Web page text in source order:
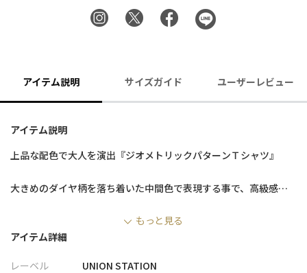
アイテム説明 サイズガイド ユーザーレビュー
アイテム説明
上品な配色で大人を演出『ジオメトリックパターンＴシャツ』
大きめのダイヤ柄を落ち着いた中間色で表現する事で、高級感の
アウターのインナーとしてのご利用だけでなく、これ1枚で着用し
ても存在感があるので、
もっと見る
アイテム詳細
レーベル
UNION STATION